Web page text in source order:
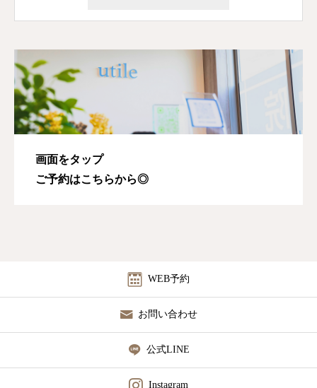
画面をタップ
ご予約はこちらから◎
WEB予約
お問い合わせ
公式LINE
Instagram